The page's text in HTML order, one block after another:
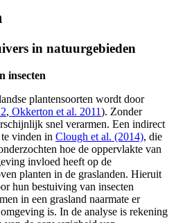
in natuurgebieden
insecten
plantensoorten wordt door
, Okkerton et al. 2011). Zonder
snel verarmen. Een indirect
vinden in Clough et al. (2014), die
hoe de oppervlakte van
invloed heeft op de
planten in de graslanden. Hieruit
hun bestuiving van insecten
in een grasland naarmate er
is. In de analyse is rekening